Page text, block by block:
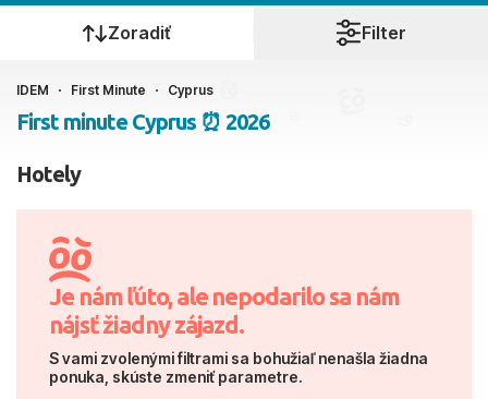
Kedy cestujete?
Ako cestujete?
2 dospelí, 0 deti
Zoradiť Filter
IDEM First Minute Cyprus
First minute Cyprus ⏰ 2026
Hotely
Je nám ľúto, ale nepodarilo sa nám
nájsť žiadny zájazd.
S vami zvolenými filtrami sa bohužiaľ nenašla žiadna
ponuka, skúste zmeniť parametre.